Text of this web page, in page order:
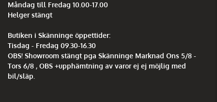
Måndag till Fredag 10.00-17.00
Helger stängt
Butiken i Skänninge öppettider:
Tisdag - Fredag 09.30-16.30
OBS! Showroom stängt pga Skänninge Marknad Ons 5/8 -
Tors 6/8 , OBS +upphämtning av varor ej ej möjlig med
bil/släp.